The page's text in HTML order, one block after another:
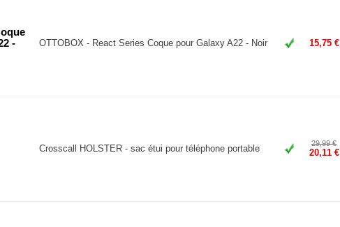
-
OTTOBOX - React Series Coque pour Galaxy A22 - Noir 15,75 €
Crosscall HOLSTER - sac étui pour téléphone portable 29,99 €
20,11 €